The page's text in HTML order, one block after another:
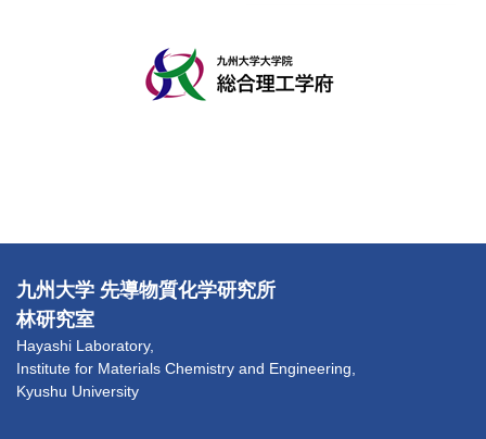
九州大学 先導物質化学研究所
林研究室
Hayashi Laboratory,
Institute for Materials Chemistry and Engineering,
Kyushu University